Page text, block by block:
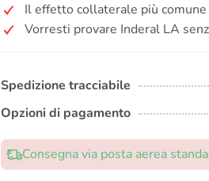
Il effetto collaterale più comune
Vorresti provare Inderal LA
Spedizione tracciabile
Opzioni di pagamento
Consegna via posta aerea